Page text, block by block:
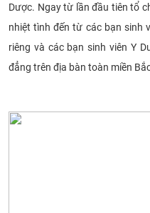
HTQT
CỰU NGƯỜI HỌC
Dược. Ngay từ lần đầu tiên tổ
nhiệt tình đến từ các bạn sinh
riêng và các bạn sinh viên Y
đẳng trên địa bàn toàn miền